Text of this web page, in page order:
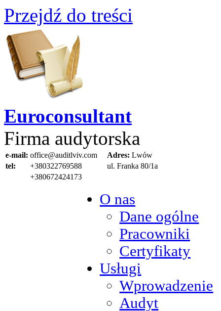
Przejdź do treści
Euroconsultant
Firma audytorska
e-mail: office@auditlviv.com Adres: Lwów
tel:
+380322769588
ul. Frankа 80/1a
+380672424173
O nas
Dane ogólne
Pracowniki
Certyfikaty
Usługi
Wprowadzenie
Audyt